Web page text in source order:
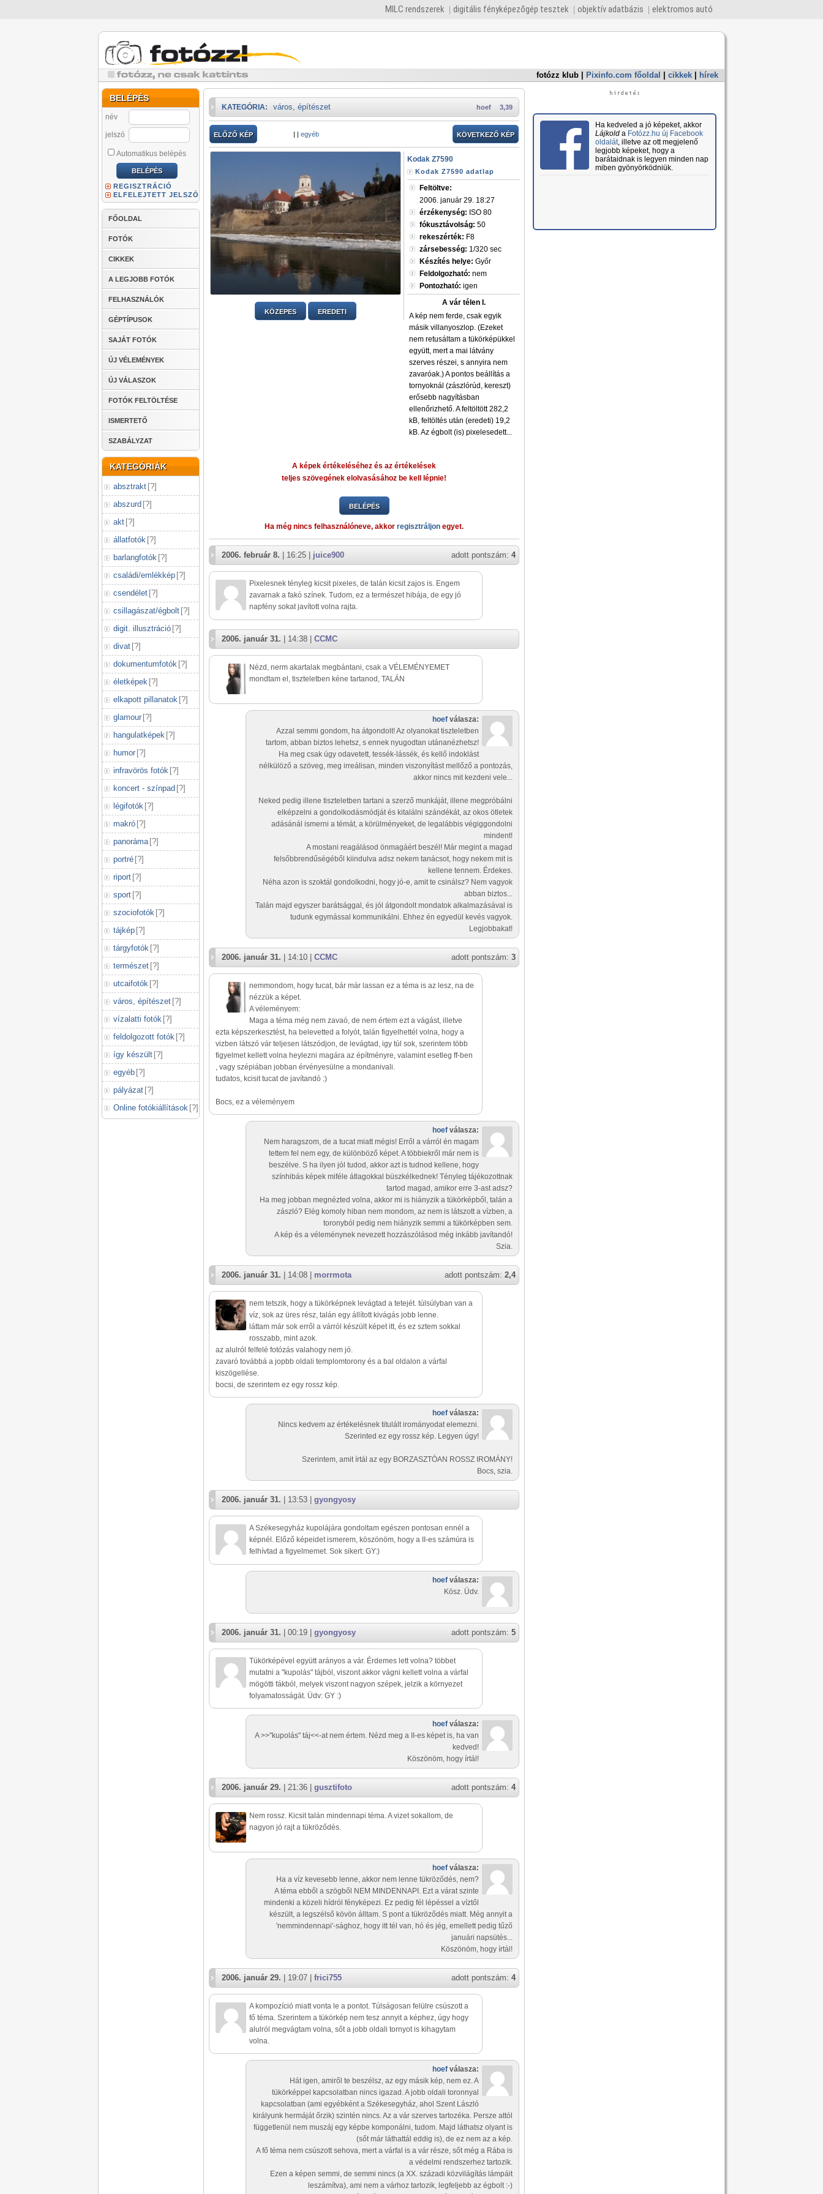
MILC rendszerek digitális fényképezőgép tesztek objektív adatbázis elektromos autó
fotózz klub Pixinfo.com főoldal cikkek hírek
BELÉPÉS
név
jelszó
Automatikus belépés
REGISZTRÁCIÓ
ELFELEJTETT JELSZÓ
FŐOLDAL
FOTÓK
CIKKEK
A LEGJOBB FOTÓK
FELHASZNÁLÓK
GÉPTÍPUSOK
SAJÁT FOTÓK
ÚJ VÉLEMÉNYEK
ÚJ VÁLASZOK
FOTÓK FELTÖLTÉSE
ISMERTETŐ
SZABÁLYZAT
KATEGÓRIÁK
absztrakt [?]
abszurd [?]
akt [?]
állatfotók [?]
barlangfotók [?]
családi/emlékkép [?]
csendélet [?]
csillagászat/égbolt [?]
digit. illusztráció [?]
divat [?]
dokumentumfotók [?]
életképek [?]
elkapott pillanatok [?]
glamour [?]
hangulatképek [?]
humor [?]
infravörös fotók [?]
koncert - színpad [?]
légifotók [?]
makró [?]
panoráma [?]
portré [?]
riport [?]
sport [?]
szociofotók [?]
tájkép [?]
tárgyfotók [?]
természet [?]
utcaifotók [?]
város, építészet [?]
vízalatti fotók [?]
feldolgozott fotók [?]
így készült [?]
egyéb [?]
pályázat [?]
Online fotókiállítások [?]
3,39
hoef
KATEGÓRIA: város, építészet
ELŐZŐ KÉP | | egyéb KÖVETKEZŐ KÉP
KÖZEPES EREDETI
Kodak Z7590
Kodak Z7590 adatlap
Feltöltve:
2006. január 29. 18:27
érzékenység: ISO 80
fókusztávolság: 50
rekeszérték: F8
zársebesség: 1/320 sec
Készítés helye: Győr
Feldolgozható: nem
Pontozható: igen
A vár télen I.
A kép nem ferde, csak egyik
másik villanyoszlop. (Ezeket
nem retusáltam a tükörképükkel
együtt, mert a mai látvány
szerves részei, s annyira nem
zavaróak.) A pontos beállítás a
tornyoknál (zászlórúd, kereszt)
erősebb nagyításban
ellenőrizhető. A feltöltött 282,2
kB, feltöltés után (eredeti) 19,2
kB. Az égbolt (is) pixelesedett...
A képek értékeléséhez és az értékelések
teljes szövegének elolvasásához be kell lépnie!
BELÉPÉS
Ha még nincs felhasználóneve, akkor regisztráljon egyet.
adott pontszám: 4
2006. február 8. | 16:25 | juice900
Pixelesnek tényleg kicsit pixeles, de talán kicsit zajos is. Engem
zavarnak a fakó színek. Tudom, ez a természet hibája, de egy jó
napfény sokat javított volna rajta.
2006. január 31. | 14:38 | CCMC
Nézd, nerm akartalak megbántani, csak a VÉLEMÉNYEMET
mondtam el, tiszteletben kéne tartanod, TALÁN
hoef válasza:
Azzal semmi gondom, ha átgondolt! Az olyanokat tiszteletben
tartom, abban biztos lehetsz, s ennek nyugodtan utánanézhetsz!
Ha meg csak úgy odavetett, tessék-lássék, és kellő indoklást
nélkülöző a szöveg, meg irreálisan, minden viszonyítást mellőző a pontozás,
akkor nincs mit kezdeni vele...
Neked pedig illene tiszteletben tartani a szerző munkáját, illene megpróbálni
elképzelni a gondolkodásmódját és kitalálni szándékát, az okos ötletek
adásánál ismerni a témát, a körülményeket, de legalábbis végiggondolni
mindent!
A mostani reagálásod önmagáért beszél! Már megint a magad
felsőbbrendűségéből kiindulva adsz nekem tanácsot, hogy nekem mit is
kellene tennem. Érdekes.
Néha azon is szoktál gondolkodni, hogy jó-e, amit te csinálsz? Nem vagyok
abban biztos...
Talán majd egyszer barátsággal, és jól átgondolt mondatok alkalmazásával is
tudunk egymással kommunikálni. Ehhez én egyedül kevés vagyok.
Legjobbakat!
adott pontszám: 3
2006. január 31. | 14:10 | CCMC
nemmondom, hogy tucat, bár már lassan ez a téma is az lesz, na de
nézzük a képet.
A véleményem:
Maga a téma még nem zavaó, de nem értem ezt a vágást, illetve
ezta képszerkesztést, ha belevetted a folyót, talán figyelhettél volna, hogy a
vizben látszó vár teljesen látszódjon, de levágtad, igy túl sok, szerintem több
figyelmet kellett volna heylezni magára az építményre, valamint esetleg ff-ben
, vagy szépiában jobban érvényesülne a mondanivali.
tudatos, kcisit tucat de javítandó :)
Bocs, ez a véleményem
hoef válasza:
Nem haragszom, de a tucat miatt mégis! Erről a várról én magam
tettem fel nem egy, de különböző képet. A többiekről már nem is
beszélve. S ha ilyen jól tudod, akkor azt is tudnod kellene, hogy
színhibás képek miféle átlagokkal büszkélkednek! Tényleg tájékozottnak
tartod magad, amikor erre 3-ast adsz?
Ha meg jobban megnézted volna, akkor mi is hiányzik a tükörképből, talán a
zászló? Elég komoly hiban nem mondom, az nem is látszott a vízben, a
toronyból pedig nem hiányzik semmi a tükörképben sem.
A kép és a véleménynek nevezett hozzászólásod még inkább javítandó!
Szia.
adott pontszám: 2,4
2006. január 31. | 14:08 | morrmota
nem tetszik, hogy a tükörképnek levágtad a tetejét. túlsúlyban van a
víz, sok az üres rész, talán egy állított kivágás jobb lenne.
láttam már sok erről a várról készült képet itt, és ez sztem sokkal
rosszabb, mint azok.
az alulról felfelé fotózás valahogy nem jó.
zavaró továbbá a jopbb oldali templomtorony és a bal oldalon a várfal
kiszögellése.
bocsi, de szerintem ez egy rossz kép.
hoef válasza:
Nincs kedvem az értékelésnek titulált irományodat elemezni.
Szerinted ez egy rossz kép. Legyen úgy!
Szerintem, amit írtál az egy BORZASZTÓAN ROSSZ IROMÁNY!
Bocs, szia.
2006. január 31. | 13:53 | gyongyosy
A Székesegyház kupolájára gondoltam egészen pontosan ennél a
képnél. Előző képeidet ismerem, köszönöm, hogy a II-es számúra is
felhívtad a figyelmemet. Sok sikert: GY:)
hoef válasza:
Kösz. Üdv.
adott pontszám: 5
2006. január 31. | 00:19 | gyongyosy
Tükörképével együtt arányos a vár. Érdemes lett volna? többet
mutatni a "kupolás" tájból, viszont akkor vágni kellett volna a várfal
mögötti fákból, melyek viszont nagyon szépek, jelzik a környezet
folyamatosságát. Üdv: GY :)
hoef válasza:
A >>"kupolás" táj<<-at nem értem. Nézd meg a II-es képet is, ha van
kedved!
Köszönöm, hogy írtál!
adott pontszám: 4
2006. január 29. | 21:36 | gusztifoto
Nem rossz. Kicsit talán mindennapi téma. A vizet sokallom, de
nagyon jó rajt a tükröződés.
hoef válasza:
Ha a víz kevesebb lenne, akkor nem lenne tükröződés, nem?
A téma ebből a szögből NEM MINDENNAPI. Ezt a várat szinte
mindenki a közeli hídról fényképezi. Ez pedig fél lépéssel a víztől
készült, a legszélső kövön álltam. S pont a tükröződés miatt. Még annyit a
'nemmindennapi'-sághoz, hogy itt tél van, hó és jég, emellett pedig tűző
januári napsütés...
Köszönöm, hogy írtál!
adott pontszám: 4
2006. január 29. | 19:07 | frici755
A kompozíció miatt vonta le a pontot. Túlságosan felülre csúszott a
fő téma. Szerintem a tükörkép nem tesz annyit a képhez, úgy hogy
alulról megvágtam volna, sőt a jobb oldali tornyot is kihagytam
volna.
hoef válasza:
Hát igen, amiről te beszélsz, az egy másik kép, nem ez. A
tükörképpel kapcsolatban nincs igazad. A jobb oldali toronnyal
kapcsolatban (ami egyébként a Székesegyház, ahol Szent László
királyunk hermáját őrzik) szintén nincs. Az a vár szerves tartozéka. Persze attól
függetlenül nem muszáj egy képbe komponálni, tudom. Majd láthatsz olyant is
(sőt már láthattál eddig is), de ez nem az a kép.
A fő téma nem csúszott sehova, mert a várfal is a vár része, sőt még a Rába is
a védelmi rendszerhez tartozik.
Ezen a képen semmi, de semmi nincs (a XX. századi közvilágítás lámpáit
leszámítva), ami nem a várhoz tartozik, legfeljebb az égbolt :-)
Ha kedveled a jó képeket, akkor
Lájkolda Fotózz.hu új Facebook
oldalát, illetve az ott megjelenő
legjobb képeket, hogy a
barátaidnak is legyen minden nap
miben gyönyörködniük.